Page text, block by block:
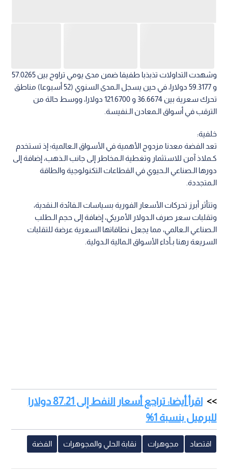
وشهدت التداولات تذبذبا طفيفا ضمن مدى يومي تراوح بين 57.0265
و 59.3177 دولارا، في حين يسجل الـمدى السنوي (52 أسبوعا) مناطق
تحرك سعرية بين 36.6674 و 121.6700 دولارا، ووسط حالة من
الترقب في أسواق الـمعادن الـنفيسة.
خلفية:
تعد الفضة معدنا مزدوج الأهمية في الأسواق الـعالمية؛ إذ تستخدم
كـملاذ آمن للاستثمار وتغطية الـمخاطر إلى جانب الـذهب، إضافة إلى
دورها الـصناعي الـحيوي في القطاعات التكنولوجية والطاقة
الـمتجددة.
وتتأثر أبرز تحركات الأسعار الفورية بسياسات الـفائدة الـنقدية،
وتقلبات سعر صرف الـدولار الأمريكي، إضافة إلى حجم الـطلب
الـصناعي الـعالمي، مما يجعل نطاقاتها السعرية عرضة للتقلبات
السريعة رهنا بـأداء الأسواق الـمالية الـدولية.
اقرأ أيضا: تراجع أسعار النفط إلى 87.21 دولارا
للبرميل بنسبة 1%
اقتصاد مجوهرات نقابة الحلي والمجوهرات الفضة